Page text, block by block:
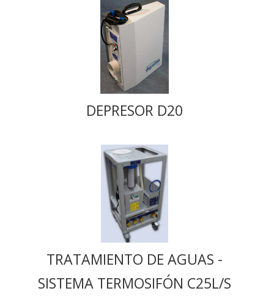
DEPRESOR D20
TRATAMIENTO DE AGUAS -
SISTEMA TERMOSIFÓN C25L/S